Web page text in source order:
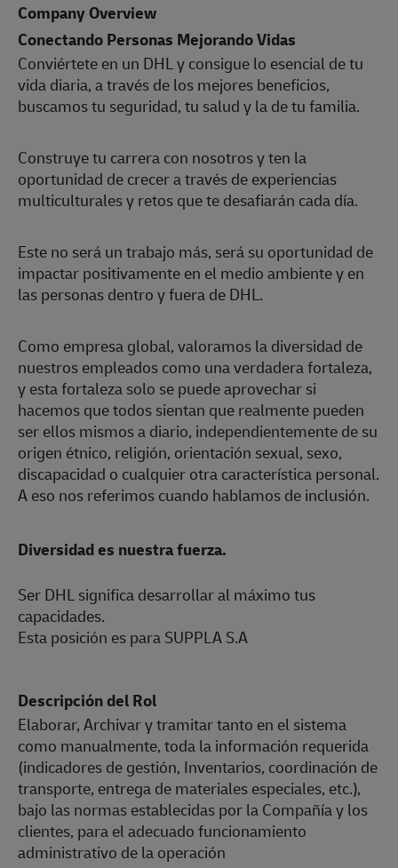
Company Overview
Conectando Personas Mejorando Vidas
Conviértete en un DHL y consigue lo esencial de tu
vida diaria, a través de los mejores beneficios,
buscamos tu seguridad, tu salud y la de tu familia.
Construye tu carrera con nosotros y ten la
oportunidad de crecer a través de experiencias
multiculturales y retos que te desafiarán cada día.
Este no será un trabajo más, será su oportunidad de
impactar positivamente en el medio ambiente y en
las personas dentro y fuera de DHL.
Como empresa global, valoramos la diversidad de
nuestros empleados como una verdadera fortaleza,
y esta fortaleza solo se puede aprovechar si
hacemos que todos sientan que realmente pueden
ser ellos mismos a diario, independientemente de su
origen étnico, religión, orientación sexual, sexo,
discapacidad o cualquier otra característica personal.
A eso nos referimos cuando hablamos de inclusión.
Diversidad es nuestra fuerza.
Ser DHL significa desarrollar al máximo tus
capacidades.
Esta posición es para SUPPLA S.A
Descripción del Rol
Elaborar, Archivar y tramitar tanto en el sistema
como manualmente, toda la información requerida
(indicadores de gestión, Inventarios, coordinación de
transporte, entrega de materiales especiales, etc.),
bajo las normas establecidas por la Compañía y los
clientes, para el adecuado funcionamiento
administrativo de la operación